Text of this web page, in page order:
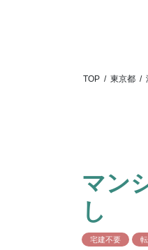
TOP / 東京都 /
マン
し
宅建不要